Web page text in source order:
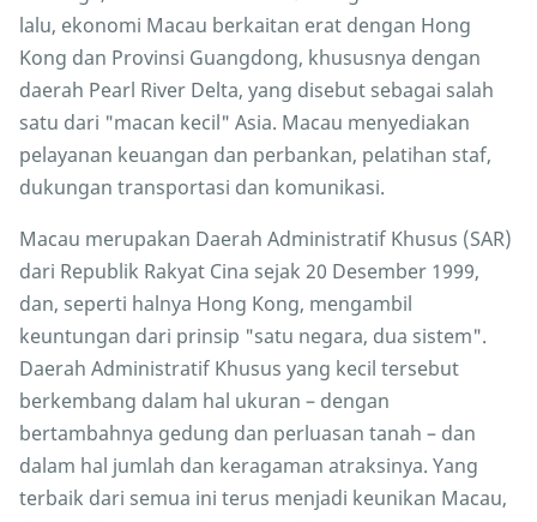
lalu, ekonomi Macau berkaitan erat dengan Hong
Kong dan Provinsi Guangdong, khususnya dengan
daerah Pearl River Delta, yang disebut sebagai salah
satu dari "macan kecil" Asia. Macau menyediakan
pelayanan keuangan dan perbankan, pelatihan staf,
dukungan transportasi dan komunikasi.
Macau merupakan Daerah Administratif Khusus (SAR)
dari Republik Rakyat Cina sejak 20 Desember 1999,
dan, seperti halnya Hong Kong, mengambil
keuntungan dari prinsip "satu negara, dua sistem".
Daerah Administratif Khusus yang kecil tersebut
berkembang dalam hal ukuran – dengan
bertambahnya gedung dan perluasan tanah – dan
dalam hal jumlah dan keragaman atraksinya. Yang
terbaik dari semua ini terus menjadi keunikan Macau,